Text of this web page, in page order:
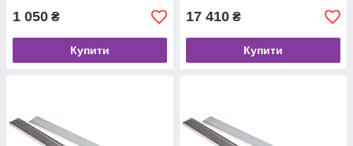
1 050 ₴
Купити
17 410 ₴
Купити